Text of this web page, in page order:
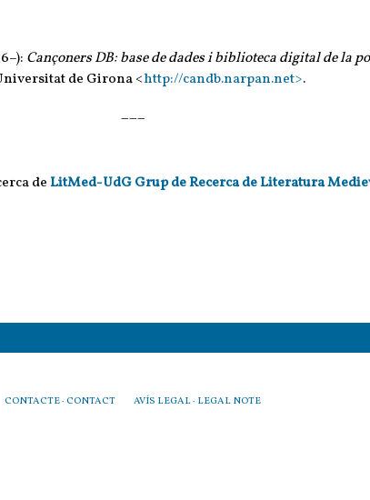
Cançoners DB: base de dades i biblioteca digital de la
de Girona <http://candb.narpan.net>.
___
deLitMed-UdG Grup de Recerca de Literatura
CONTACTE · CONTACT AVÍS LEGAL · LEGAL NOTE